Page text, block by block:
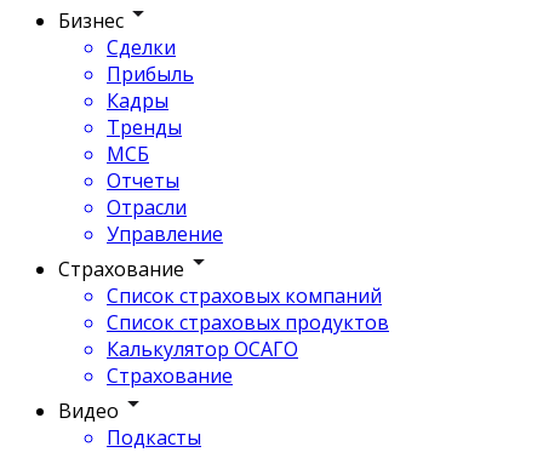
Бизнес
Сделки
Прибыль
Кадры
Тренды
МСБ
Отчеты
Отрасли
Управление
Страхование
Список страховых компаний
Список страховых продуктов
Калькулятор ОСАГО
Страхование
Видео
Подкасты